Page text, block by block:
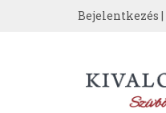
Bejelentkezés |